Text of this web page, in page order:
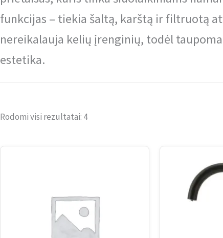
funkcijas – tiekia šaltą, karštą ir filtruotą
nereikalauja kelių įrenginių, todėl
estetika.
Rodomi visi rezultatai: 4